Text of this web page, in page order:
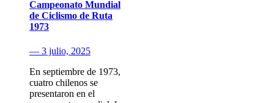
Campeonato Mundial
de Ciclismo de Ruta
1973
— 3 julio, 2025
En septiembre de 1973,
cuatro chilenos se
presentaron en el